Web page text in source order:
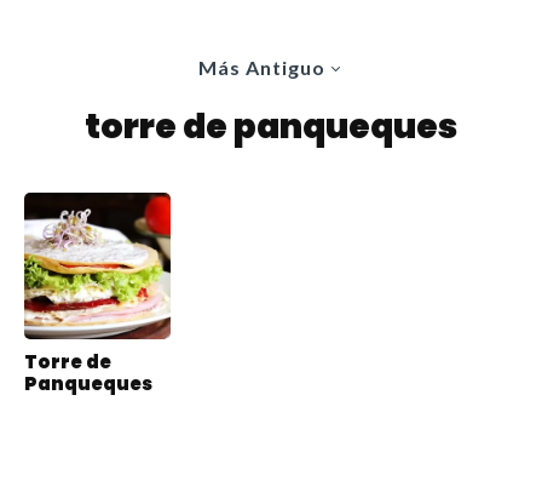
Más Antiguo
torre de panqueques
Torre de
Panqueques